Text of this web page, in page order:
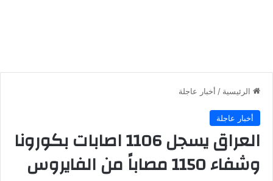
الرئيسية / أخبار عاجلة
أخبار عاجلة
العراق يسجل 1106 اصابات بكورونا
وشفاء 1150 مصاباً من الفايروس